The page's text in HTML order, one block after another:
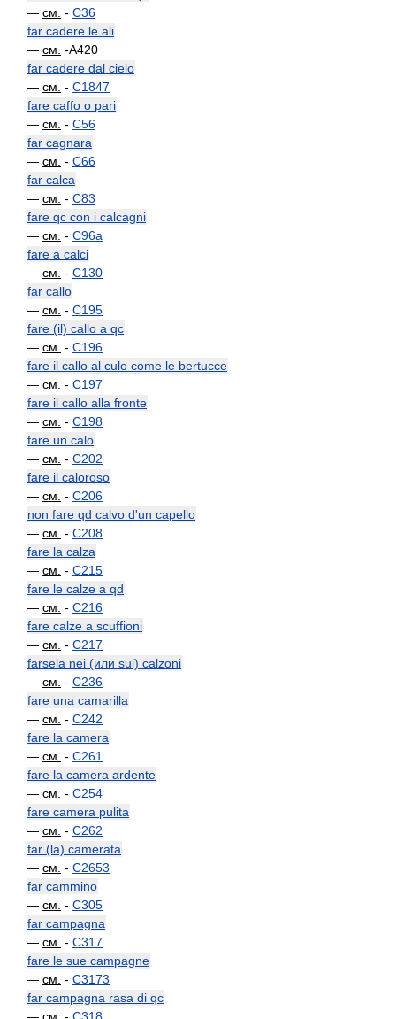
— см. - C36
far cadere le ali
— см. -A420
far cadere dal cielo
— см. - C1847
fare caffo o pari
— см. - C56
far cagnara
— см. - C66
far calca
— см. - C83
fare qc con i calcagni
— см. - C96a
fare a calci
— см. - C130
far callo
— см. - C195
fare (il) callo a qc
— см. - C196
fare il callo al culo come le bertucce
— см. - C197
fare il callo alla fronte
— см. - C198
fare un calo
— см. - C202
fare il caloroso
— см. - C206
non fare qd calvo d'un capello
— см. - C208
fare la calza
— см. - C215
fare le calze a qd
— см. - C216
fare calze a scuffioni
— см. - C217
farsela nei (или sui) calzoni
— см. - C236
fare una camarilla
— см. - C242
fare la camera
— см. - C261
fare la camera ardente
— см. - C254
fare camera pulita
— см. - C262
far (la) camerata
— см. - C2653
far cammino
— см. - C305
far campagna
— см. - C317
fare le sue campagne
— см. - C3173
far campagna rasa di qc